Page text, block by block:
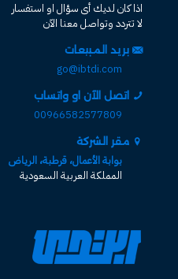
اذا كان لديك أى سؤال او استفسار
لا تتردد وتواصل معنا الآن
بريد المبيعات
go@ibtdi.com
اتصل الآن او واتساب
00966582577809
مقر الشركة
بوابة الأعمال، قرطبة، الرياض
المملكة العربية السعودية